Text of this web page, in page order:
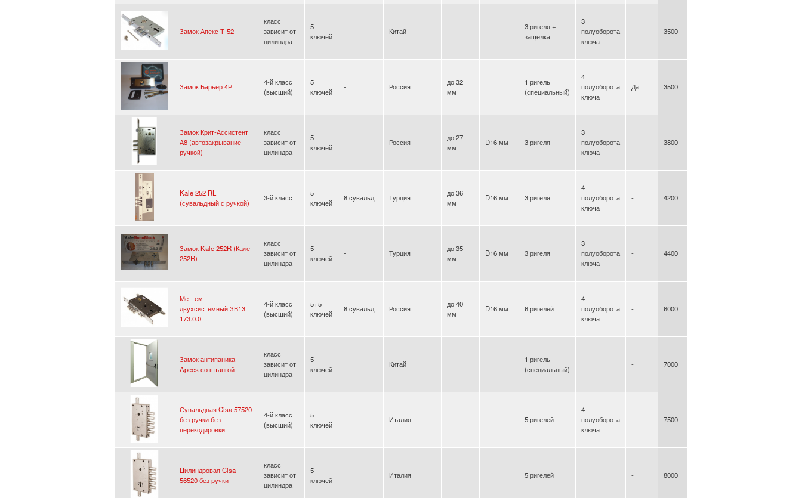
Замок Апекс Т-52
класс
зависит от
цилиндра
5
ключей
Китай
3 ригеля +
защелка
3
полуоборота
ключа
- 3500
Замок Барьер 4Р
4-й класс
(высший)
5
ключей
- Россия
до 32
мм
1 ригель
(специальный)
4
полуоборота
ключа
Да 3500
Замок Крит-Ассистент
А8 (автозакрывание
ручкой)
класс
зависит от
цилиндра
5
ключей
- Россия
до 27
мм
D16 мм 3 ригеля
3
полуоборота
ключа
- 3800
Kale 252 RL
(сувальдный с ручкой)
3-й класс
5
ключей
8 сувальд Турция
до 36
мм
D16 мм 3 ригеля
4
полуоборота
ключа
- 4200
Замок Kale 252R (Кале
252R)
класс
зависит от
цилиндра
5
ключей
- Турция
до 35
мм
D16 мм 3 ригеля
3
полуоборота
ключа
- 4400
Меттем
двухсистемный ЗВ13
173.0.0
4-й класс
(высший)
5+5
ключей
8 сувальд Россия
до 40
мм
D16 мм 6 ригелей
4
полуоборота
ключа
- 6000
Замок антипаника
Apecs со штангой
класс
зависит от
цилиндра
5
ключей
Китай
1 ригель
(специальный)
- 7000
Сувальдная Cisa 57520
без ручки без
перекодировки
4-й класс
(высший)
5
ключей
Италия 5 ригелей
4
полуоборота
ключа
- 7500
Цилиндровая Cisa
56520 без ручки
класс
зависит от
цилиндра
5
ключей
Италия 5 ригелей - 8000